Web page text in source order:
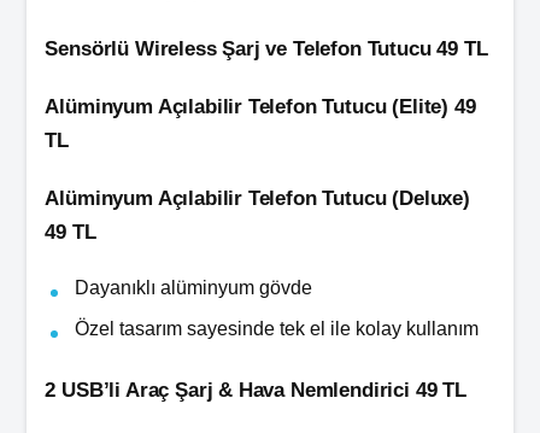
Sensörlü Wireless Şarj ve Telefon Tutucu 49 TL
Alüminyum Açılabilir Telefon Tutucu (Elite) 49
TL
Alüminyum Açılabilir Telefon Tutucu (Deluxe)
49 TL
Dayanıklı alüminyum gövde
Özel tasarım sayesinde tek el ile kolay kullanım
2 USB’li Araç Şarj & Hava Nemlendirici 49 TL